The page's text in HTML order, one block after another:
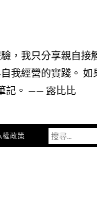
，我只分享親自接
我經營的實踐。
記。 —— 露比比
權政策
搜
尋